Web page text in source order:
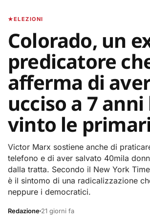
ELEZIONI
Colorado, un
predicatore
afferma di
ucciso a 7 anni
vinto le
Victor Marx sostiene anche di
telefono e di aver salvato 40mila
dalla tratta. Secondo il New York
è il sintomo di una radicalizzazione
neppure i democratici.
Redazione 21 giorni fa